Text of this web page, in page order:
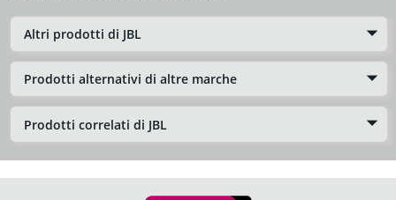
Altri prodotti di JBL
Prodotti alternativi di altre marche
Prodotti correlati di JBL